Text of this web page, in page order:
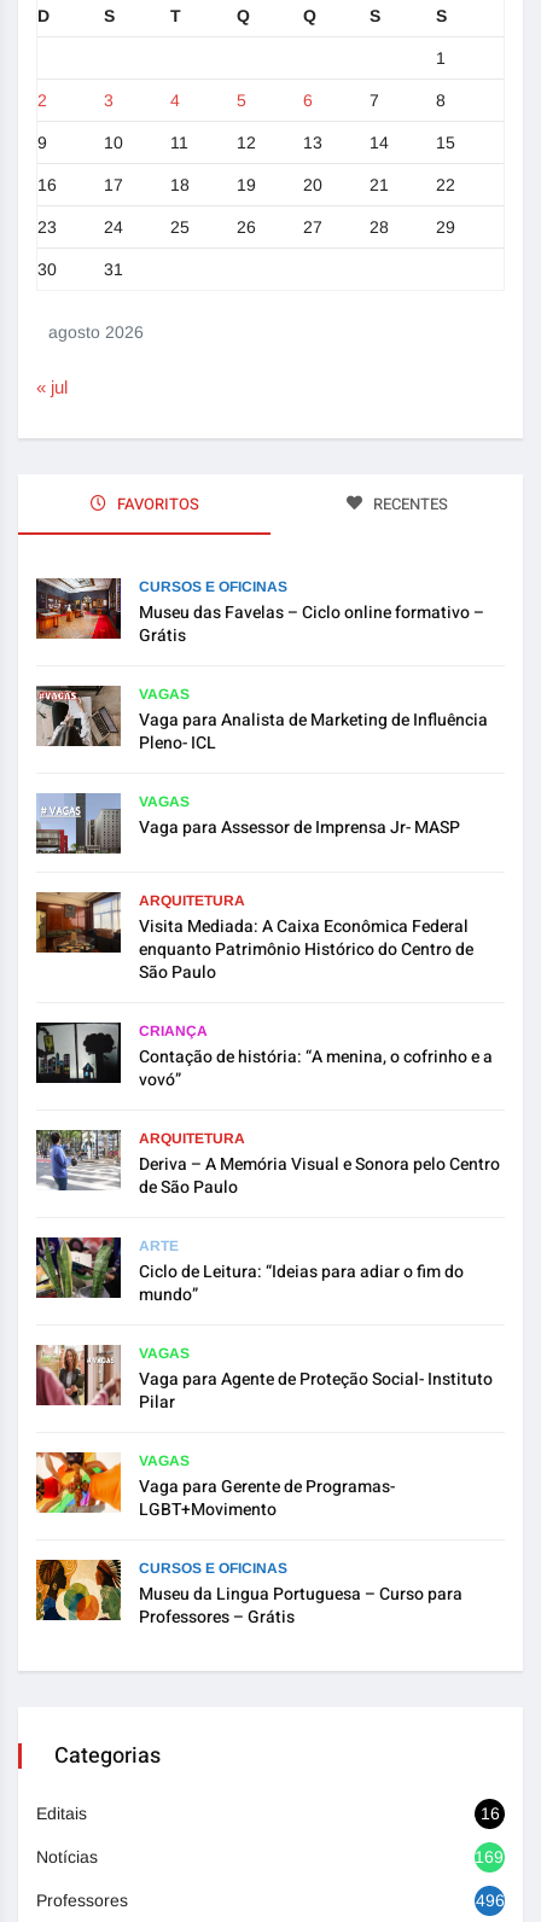
agosto 2026
D S T Q Q S S
1
2 3 4 5 6 7 8
9 10 11 12 13 14 15
16 17 18 19 20 21 22
23 24 25 26 27 28 29
30 31
« jul
FAVORITOS RECENTES
CURSOS E OFICINAS
Museu das Favelas – Ciclo online formativo –
Grátis
VAGAS
Vaga para Analista de Marketing de Influência
Pleno- ICL
VAGAS
Vaga para Assessor de Imprensa Jr- MASP
ARQUITETURA
Visita Mediada: A Caixa Econômica Federal
enquanto Patrimônio Histórico do Centro de
São Paulo
CRIANÇA
Contação de história: “A menina, o cofrinho e a
vovó”
ARQUITETURA
Deriva – A Memória Visual e Sonora pelo Centro
de São Paulo
ARTE
Ciclo de Leitura: “Ideias para adiar o fim do
mundo”
VAGAS
Vaga para Agente de Proteção Social- Instituto
Pilar
VAGAS
Vaga para Gerente de Programas-
LGBT+Movimento
CURSOS E OFICINAS
Museu da Lingua Portuguesa – Curso para
Professores – Grátis
Categorias
Editais 16
Notícias 1692
Professores 496